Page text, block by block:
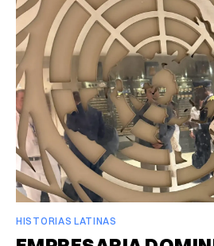
HISTORIAS LATINAS